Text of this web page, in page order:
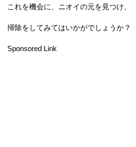
これを機会に、ニオイの元を見つけ、
掃除をしてみてはいかがでしょうか？
Sponsored Link